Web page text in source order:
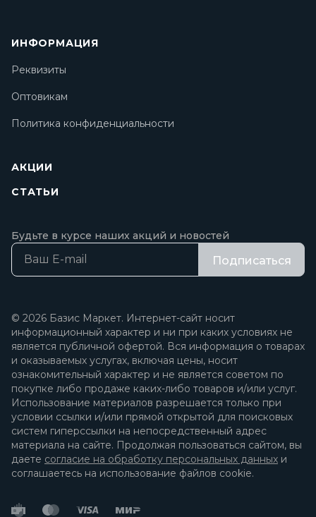
ИНФОРМАЦИЯ
Реквизиты
Оптовикам
Политика конфиденциальности
АКЦИИ
СТАТЬИ
Будьте в курсе наших акций и новостей
Подписаться
© 2026 Базис Маркет. Интернет-сайт носит
информационный характер и ни при каких условиях не
является публичной офертой. Вся информация о товарах
и оказываемых услугах, включая цены, носит
ознакомительный характер и не является советом по
покупке либо продаже каких-либо товаров и/или услуг.
Использование материалов разрешается только при
условии ссылки и/или прямой открытой для поисковых
систем гиперссылки на непосредственный адрес
материала на сайте. Продолжая пользоваться сайтом, вы
даете согласие на обработку персональных данных и
соглашаетесь на использование файлов cookie.